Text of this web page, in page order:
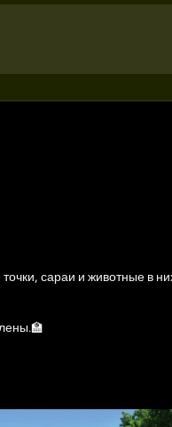
сараи и животные в